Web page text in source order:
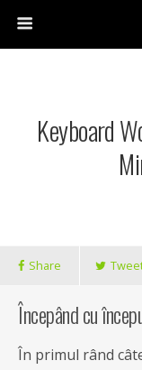
Keyboard
Share
Începând cu
În primul rând